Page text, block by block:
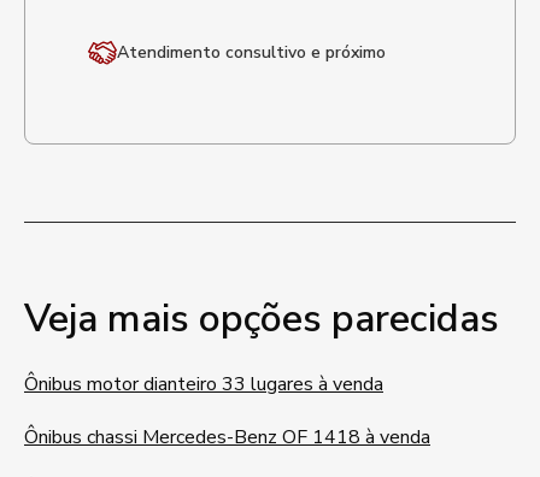
Atendimento consultivo e próximo
Veja mais opções parecidas
Ônibus motor dianteiro 33 lugares à venda
Ônibus chassi Mercedes-Benz OF 1418 à venda